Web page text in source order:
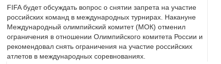
FIFA будет обсуждать вопрос о снятии запрета на участие
российских команд в международных турнирах. Накануне
Международный олимпийский комитет (МОК) отменил
ограничения в отношении Олимпийского комитета России и
рекомендовал снять ограничения на участие российских
атлетов в международных соревнованиях.